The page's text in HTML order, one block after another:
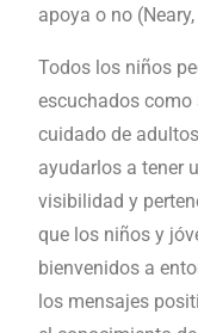
apoya o no
Todos los niños
escuchados como
cuidado de
ayudarlos a tener
visibilidad y
que los niños y
bienvenidos a
los mensajes